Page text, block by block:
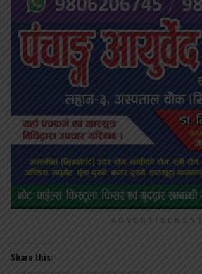
ADVERTISEMENT
Share this: